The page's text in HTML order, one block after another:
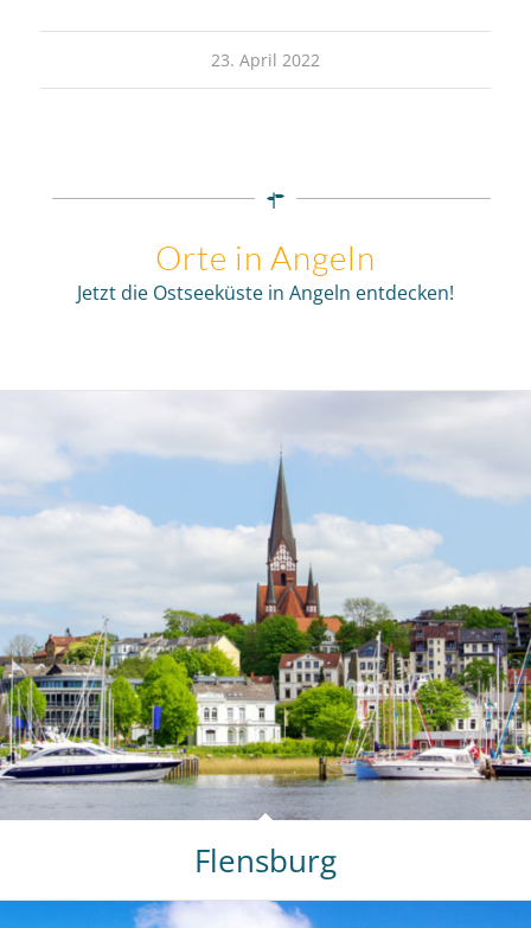
23. April 2022
Orte in Angeln
Jetzt die Ostseeküste in Angeln entdecken!
Flensburg